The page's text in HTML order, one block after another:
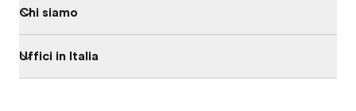
Chi siamo
Uffici in Italia